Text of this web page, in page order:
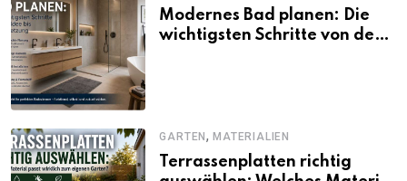
Modernes Bad planen: Die
wichtigsten Schritte von der
GARTEN,MATERIALIEN
Terrassenplatten richtig